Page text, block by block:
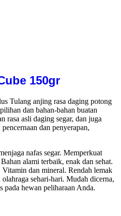
150gr
Tulang anjing rasa daging potong
dan bahan-bahan buatan
rasa asli daging segar, dan juga
dan penyerapan,
nafas segar. Memperkuat
alami terbaik, enak dan sehat.
dan mineral. Rendah lemak
sehari-hari. Mudah dicerna,
pada hewan peliharaan Anda.